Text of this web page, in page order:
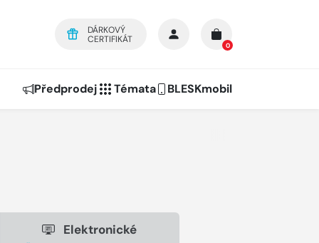
DÁRKOVÝ
CERTIFIKÁT
0
Předprodej Témata BLESKmobil
Elektronické